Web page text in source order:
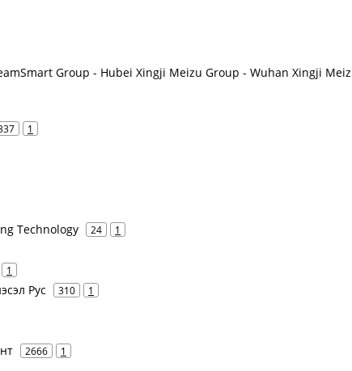
Group - Hubei Xingji Meizu Group - Wuhan Xingji
1
Technology 24 1
1
Рус 310 1
2666 1